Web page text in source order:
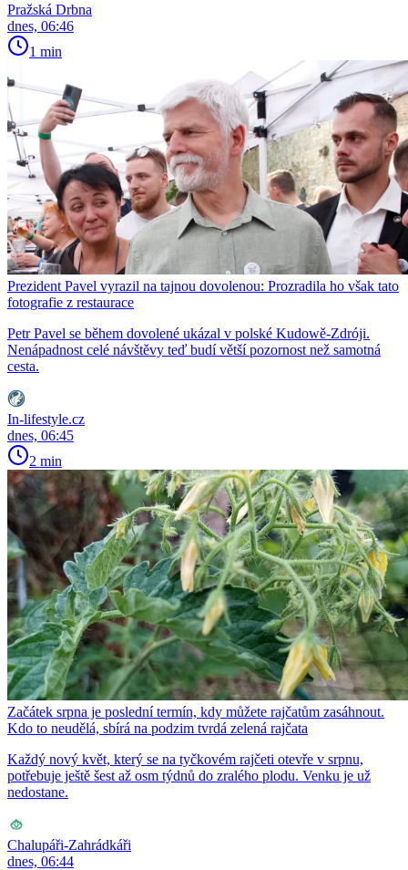
Pražská Drbna
dnes, 06:46
1 min
Prezident Pavel vyrazil na tajnou dovolenou: Prozradila ho však tato
fotografie z restaurace
Petr Pavel se během dovolené ukázal v polské Kudowě-Zdróji.
Nenápadnost celé návštěvy teď budí větší pozornost než samotná
cesta.
In-lifestyle.cz
dnes, 06:45
2 min
Začátek srpna je poslední termín, kdy můžete rajčatům zasáhnout.
Kdo to neudělá, sbírá na podzim tvrdá zelená rajčata
Každý nový květ, který se na tyčkovém rajčeti otevře v srpnu,
potřebuje ještě šest až osm týdnů do zralého plodu. Venku je už
nedostane.
Chalupáři-Zahrádkáři
dnes, 06:44